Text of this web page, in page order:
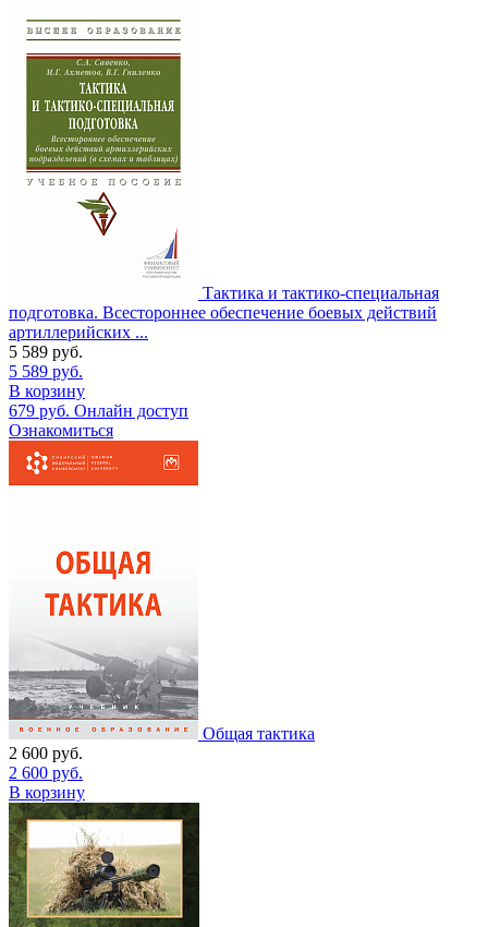
Тактика и тактико-специальная
подготовка. Всестороннее обеспечение боевых действий
артиллерийских ...
5 589 руб.
5 589 руб.
В корзину
679 руб. Онлайн доступ
Ознакомиться
Общая тактика
2 600 руб.
2 600 руб.
В корзину